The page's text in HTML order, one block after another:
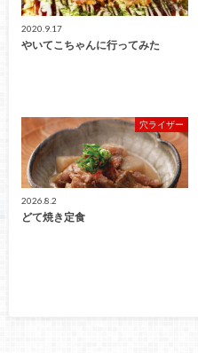
2020.9.17
やいてこちゃんに行ってみた
穴ライザー
2026.8.2
どて焼き定食